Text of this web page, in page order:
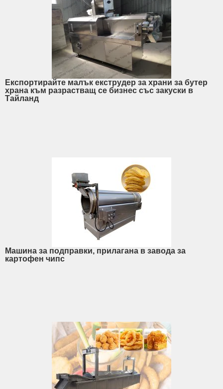
Експортирайте малък екструдер за храни за бутер
храна към разрастващ се бизнес със закуски в
Тайланд
Машина за подправки, прилагана в завода за
картофен чипс